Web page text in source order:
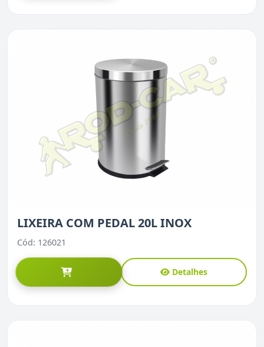
LIXEIRA COM PEDAL 20L INOX
Cód: 126021
Detalhes